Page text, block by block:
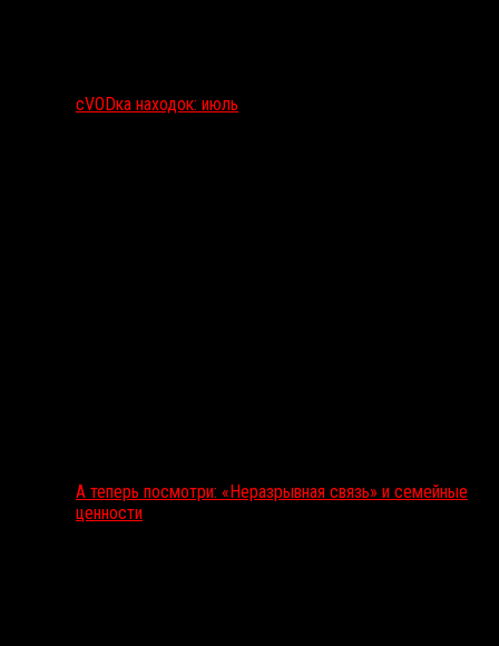
сVODка находок: июль
А теперь посмотри: «Неразрывная связь» и семейные
ценности